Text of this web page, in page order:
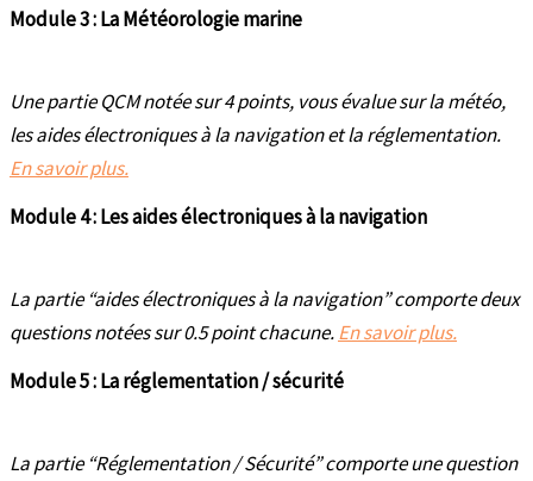
Module 3 : La Météorologie marine
Une partie QCM notée sur 4 points, vous évalue sur la météo,
les aides électroniques à la navigation et la réglementation.
En savoir plus.
Module 4 : Les aides électroniques à la navigation
La partie “aides électroniques à la navigation” comporte deux
questions notées sur 0.5 point chacune.En savoir plus.
Module 5 : La réglementation / sécurité
La partie “Réglementation / Sécurité” comporte une question